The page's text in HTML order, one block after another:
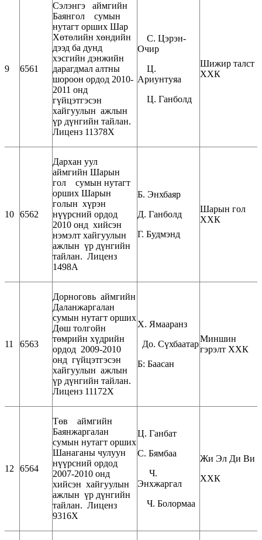
9 6561
Сэлэнгэ аймгийн
Баянгол сумын
нутагт орших Шар
Хөтөлийн хөндийн
дээд ба дунд
хэсгийн дэнжийн
дарагдмал алтны
шороон ордод 2010-
2011 онд
гүйцэтгэсэн
хайгуулын ажлын
үр дүнгийн тайлан.
Лиценз 11378Х
С. Цэрэн-
Очир
Ц.
Ариунтуяа
Ц. Ганболд
Шижир талст
ХХК
10 6562
Дархан уул
аймгийн Шарын
гол сумын нутагт
орших Шарын
голын хүрэн
нүүрсний ордод
2010 онд хийсэн
нэмэлт хайгуулын
ажлын үр дүнгийн
тайлан. Лиценз
1498А
Б. Энхбаяр
Д. Ганболд
Г. Будмэнд
Шарын гол
ХХК
11 6563
Дорноговь аймгийн
Даланжаргалан
сумын нутагт орших
Дөш толгойн
төмрийн хүдрийн
ордод 2009-2010
онд гүйцэтгэсэн
хайгуулын ажлын
үр дүнгийн тайлан.
Лиценз 11172Х
Х. Ямааранз
До. Сүхбаатар
Б: Баасан
Миншин
гэрэлт ХХК
12 6564
Төв аймгийн
Баянжаргалан
сумын нутагт орших
Шанаганы чулуун
нүүрсний ордод
2007-2010 онд
хийсэн хайгуулын
ажлын үр дүнгийн
тайлан. Лиценз
9316Х
Ц. Ганбат
С. Бямбаа
Ч.
Энхжаргал
Ч. Болормаа
Жи Эл Ди Ви
ХХК